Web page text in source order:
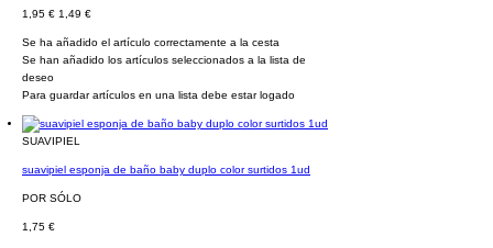
1,95 € 1,49 €
Se ha añadido el artículo correctamente a la cesta
Se han añadido los artículos seleccionados a la lista de
deseo
Para guardar artículos en una lista debe estar logado
SUAVIPIEL
suavipiel esponja de baño baby duplo color surtidos 1ud
POR SÓLO
1,75 €